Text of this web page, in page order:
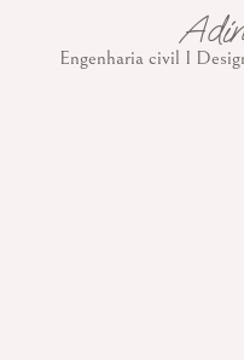
Engenharia civil I